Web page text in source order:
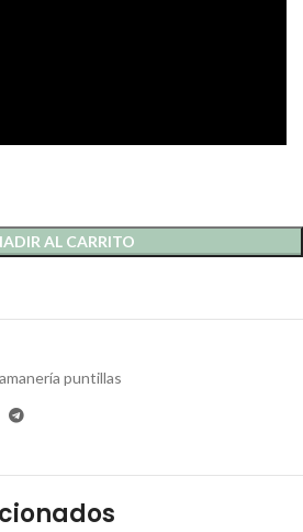
2 CM DE ANCHO. X 10
AL CARRITO
puntillas